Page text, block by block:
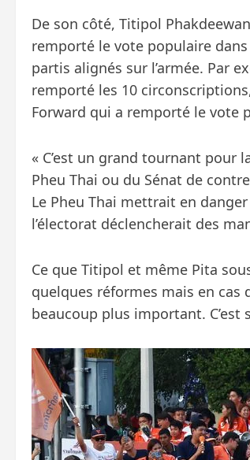
De son côté, Titipol
remporté le vote populaire
partis alignés sur l’armée. Par
remporté les 10
Forward qui a remporté le vote
« C’est un grand tournant pour
Pheu Thai ou du Sénat de
Le Pheu Thai mettrait en
l’électorat déclencherait des
Ce que Titipol et même Pita
quelques réformes mais en cas
beaucoup plus important.